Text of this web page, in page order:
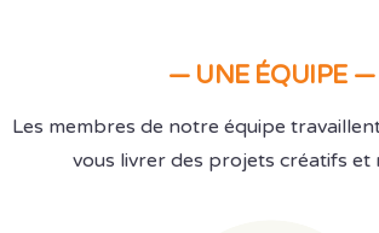
— UNE ÉQUIPE —
Les membres de notre équipe
vous livrer des projets créatifs et